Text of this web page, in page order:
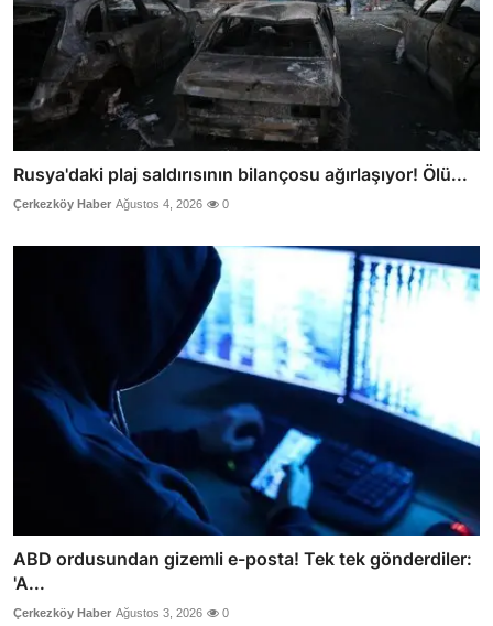
Rusya'daki plaj saldırısının bilançosu ağırlaşıyor! Ölü...
Çerkezköy Haber Ağustos 4, 2026 0
ABD ordusundan gizemli e-posta! Tek tek gönderdiler:
'A...
Çerkezköy Haber Ağustos 3, 2026 0